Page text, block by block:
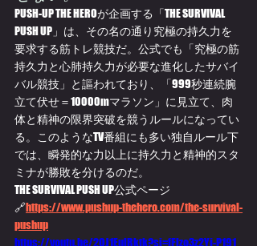
PUSH-UP THE HEROが企画する「THE SURVIVAL
PUSH UP」は、その名の通り究極の持久力を
要求する筋トレ競技だ。公式でも「究極の筋
持久力と心肺持久力が必要な進化したサバイ
バル競技」と謳われており、「999秒連続腕
立て伏せ＝10000mマラソン」に見立て、肉
体と精神の限界突破を競うルールになってい
る。このようなTV番組にも多い独自ルール下
では、瞬発的な力以上に持久力と精神的スタ
ミナが勝敗を分けるのだ。
THE SURVIVAL PUSH UP公式ページ
🔗https://www.pushup-thehero.com/the-survival-
pushup
https://youtu.be/2QJ1EulRktk?si=fFlzo3z2Yj-P191_